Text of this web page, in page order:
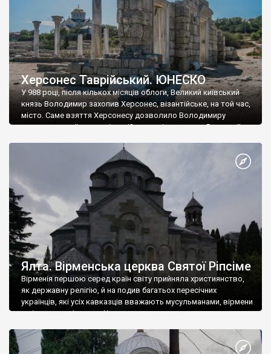
Херсонес Таврійський. ЮНЕСКО
У 988 році, після кількох місяців облоги, Великий київський
князь Володимир захопив Херсонес, візантійське, на той час,
місто. Саме взяття Херсонесу дозволило Володимиру
диктувати свої умови візантійському імператору Василю ІІ, та
Херсонесі Володимир-язичник, став Василем-християнином.
А потім було Хрещення Русі. На честь Херсонесу Таврійського
Ялта. Вірменська церква Святої Ріпсіме
Вірменія першою серед країн світу прийняла християнство,
як державну релігію, й на подив багатьох пересічних
українців, які усіх кавказців вважають мусульманами, вірмени
є відданими вірянами Христа